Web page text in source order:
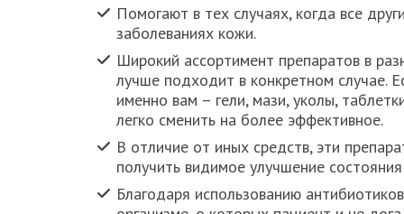
Помогают в тех случаях, когда все
заболеваниях кожи.
Широкий ассортимент препаратов в
лучше подходит в конкретном случае.
именно вам – гели, мази, уколы,
легко сменить на более эффективное.
В отличие от иных средств, эти
получить видимое улучшение
Благодаря использованию